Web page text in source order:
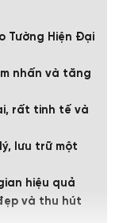
Tường Hiện Đại
nhấn và tăng
rất tinh tế và
lưu trữ một
hiệu quả
và thu hút